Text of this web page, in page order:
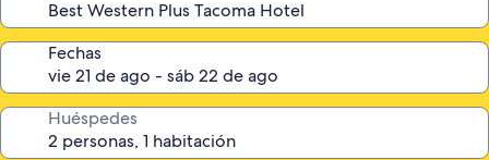
Fechas
Huéspedes